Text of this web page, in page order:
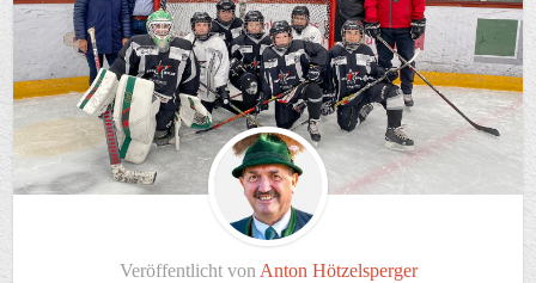
Veröffentlicht von Anton Hötzelsperger